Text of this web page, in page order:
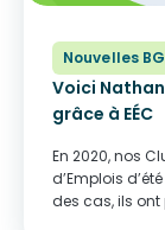
Nouvelles
Voici
grâce à EÉC
En 2020, nos
d’Emplois
des cas, ils